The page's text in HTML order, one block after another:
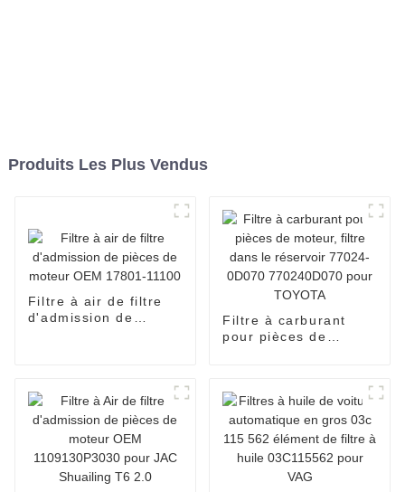
Produits Les Plus Vendus
Filtre à air de filtre
d'admission de
Filtre à carburant
pour pièces de
pour TOYOTA